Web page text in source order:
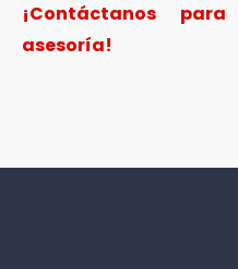
¡Contáctanos
asesoría!